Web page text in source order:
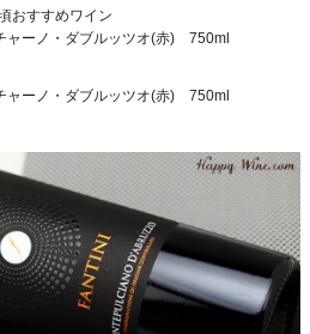
おすすめワイン
ーノ・ダブルッツオ(赤) 750ml
ーノ・ダブルッツオ(赤) 750ml